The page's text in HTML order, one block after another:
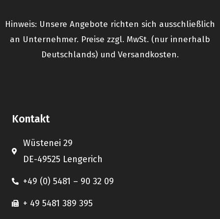
Hinweis: Unsere Angebote richten sich ausschließlich
an Unternehmer. Preise zzgl. MwSt. (nur innerhalb
Deutschlands) und Versandkosten.
Kontakt
Wüstenei 29
DE-49525 Lengerich
+49 (0) 5481 – 90 32 09
+ 49 5481 389 395